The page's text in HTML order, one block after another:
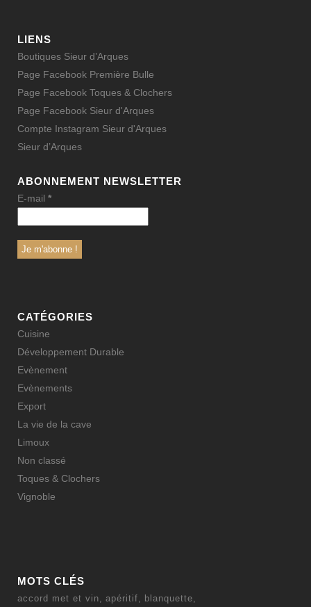
LIENS
Boutiques Sieur d’Arques
Page Facebook Première Bulle
Page Facebook Toques & Clochers
Page Facebook Sieur d'Arques
Compte Instagram Sieur d'Arques
Sieur d’Arques
ABONNEMENT NEWSLETTER
E-mail *
CATÉGORIES
Cuisine
Développement Durable
Evènement
Evènements
Export
La vie de la cave
Limoux
Non classé
Toques & Clochers
Vignoble
MOTS CLÉS
accord met et vin apéritif blanquette